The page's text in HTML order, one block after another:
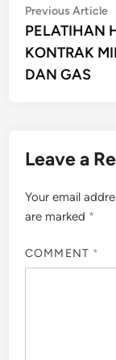
Post
Previous Article
PELATIHAN
KONTRAK
DAN GAS
Leave a
Your email
are marked *
COMMENT *